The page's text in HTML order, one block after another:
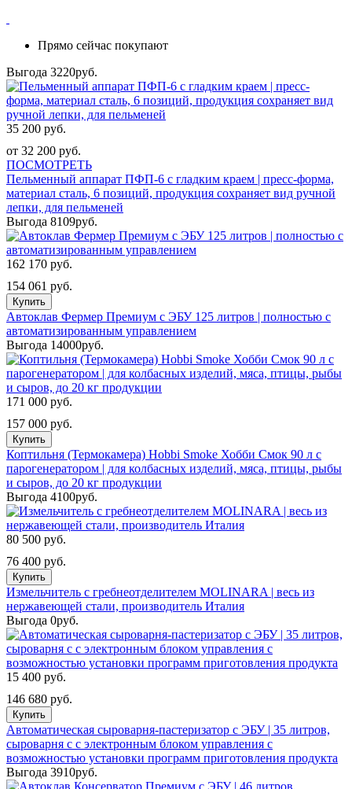
Прямо сейчас покупают
Выгода 3220руб.
от 32 200 руб.
35 200 руб.
ПОСМОТРЕТЬ
Пельменный аппарат ПФП-6 с гладким краем | пресс-форма,
материал сталь, 6 позиций, продукция сохраняет вид ручной
лепки, для пельменей
Выгода 8109руб.
154 061 руб.
162 170 руб.
Купить
Автоклав Фермер Премиум с ЭБУ 125 литров | полностью с
автоматизированным управлением
Выгода 14000руб.
157 000 руб.
171 000 руб.
Купить
Коптильня (Термокамера) Hobbi Smoke Хобби Смок 90 л с
парогенератором | для колбасных изделий, мяса, птицы, рыбы
и сыров, до 20 кг продукции
Выгода 4100руб.
76 400 руб.
80 500 руб.
Купить
Измельчитель с гребнеотделителем MOLINARA | весь из
нержавеющей стали, производитель Италия
Выгода 0руб.
146 680 руб.
15 400 руб.
Купить
Автоматическая сыроварня-пастеризатор с ЭБУ | 35 литров,
сыроварня с с электронным блоком управления с
возможностью установки программ приготовления продукта
Выгода 3910руб.